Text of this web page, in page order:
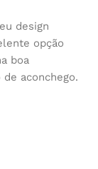
design
opção
boa
aconchego.